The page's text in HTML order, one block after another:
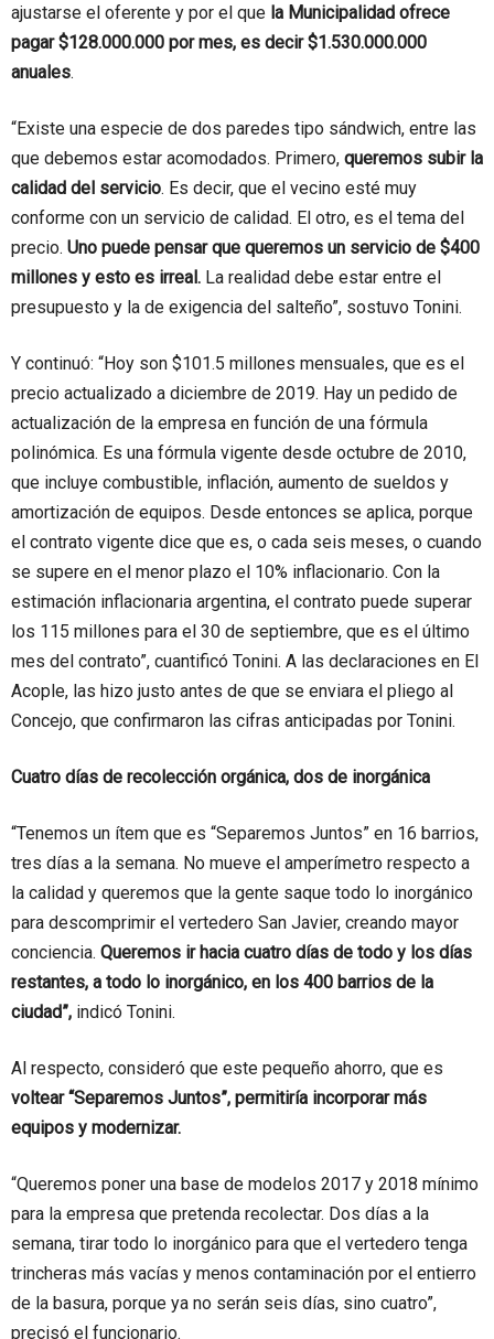
ajustarse el oferente y por el que la Municipalidad ofrece
pagar $128.000.000 por mes, es decir $1.530.000.000
anuales.
“Existe una especie de dos paredes tipo sándwich, entre las
que debemos estar acomodados. Primero, queremos subir la
calidad del servicio. Es decir, que el vecino esté muy
conforme con un servicio de calidad. El otro, es el tema del
precio. Uno puede pensar que queremos un servicio de $400
millones y esto es irreal. La realidad debe estar entre el
presupuesto y la de exigencia del salteño”, sostuvo Tonini.
Y continuó: “Hoy son $101.5 millones mensuales, que es el
precio actualizado a diciembre de 2019. Hay un pedido de
actualización de la empresa en función de una fórmula
polinómica. Es una fórmula vigente desde octubre de 2010,
que incluye combustible, inflación, aumento de sueldos y
amortización de equipos. Desde entonces se aplica, porque
el contrato vigente dice que es, o cada seis meses, o cuando
se supere en el menor plazo el 10% inflacionario. Con la
estimación inflacionaria argentina, el contrato puede superar
los 115 millones para el 30 de septiembre, que es el último
mes del contrato”, cuantificó Tonini. A las declaraciones en El
Acople, las hizo justo antes de que se enviara el pliego al
Concejo, que confirmaron las cifras anticipadas por Tonini.
Cuatro días de recolección orgánica, dos de inorgánica
“Tenemos un ítem que es “Separemos Juntos” en 16 barrios,
tres días a la semana. No mueve el amperímetro respecto a
la calidad y queremos que la gente saque todo lo inorgánico
para descomprimir el vertedero San Javier, creando mayor
conciencia. Queremos ir hacia cuatro días de todo y los días
restantes, a todo lo inorgánico, en los 400 barrios de la
ciudad”, indicó Tonini.
Al respecto, consideró que este pequeño ahorro, que es
voltear “Separemos Juntos”, permitiría incorporar más
equipos y modernizar.
“Queremos poner una base de modelos 2017 y 2018 mínimo
para la empresa que pretenda recolectar. Dos días a la
semana, tirar todo lo inorgánico para que el vertedero tenga
trincheras más vacías y menos contaminación por el entierro
de la basura, porque ya no serán seis días, sino cuatro”,
precisó el funcionario.